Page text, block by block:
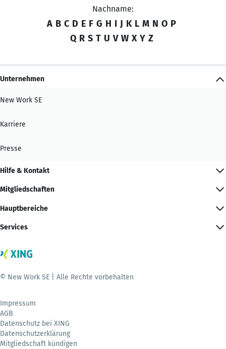
Nachname:
A B C D E F G H I J K L M N O P
Q R S T U V W X Y Z
Unternehmen
New Work SE
Karriere
Presse
Hilfe & Kontakt
Mitgliedschaften
Hauptbereiche
Services
© New Work SE | Alle Rechte vorbehalten
Impressum
AGB
Datenschutz bei XING
Datenschutzerklärung
Mitgliedschaft kündigen